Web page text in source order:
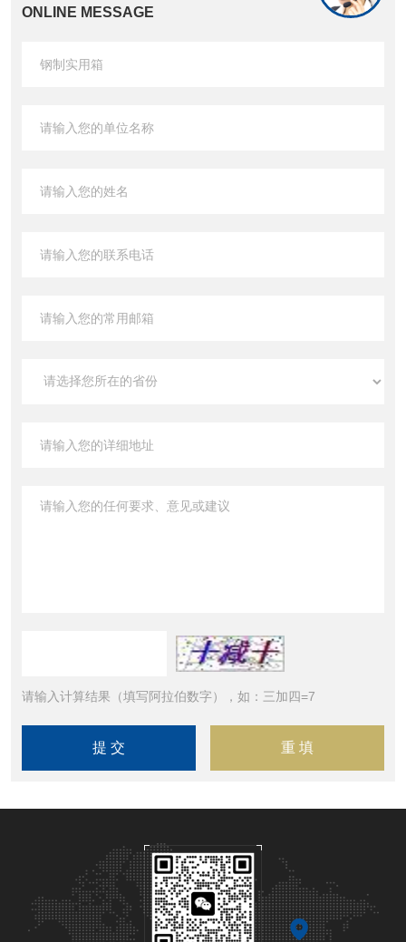
ONLINE MESSAGE
请输入计算结果（填写阿拉伯数字），如：三加四=7